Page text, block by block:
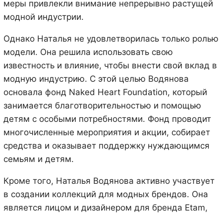
меры привлекли внимание непрерывно растущей
модной индустрии.
Однако Наталья не удовлетворилась только ролью
модели. Она решила использовать свою
известность и влияние, чтобы внести свой вклад в
модную индустрию. С этой целью Водянова
основала фонд Naked Heart Foundation, который
занимается благотворительностью и помощью
детям с особыми потребностями. Фонд проводит
многочисленные мероприятия и акции, собирает
средства и оказывает поддержку нуждающимся
семьям и детям.
Кроме того, Наталья Водянова активно участвует
в создании коллекций для модных брендов. Она
является лицом и дизайнером для бренда Etam,